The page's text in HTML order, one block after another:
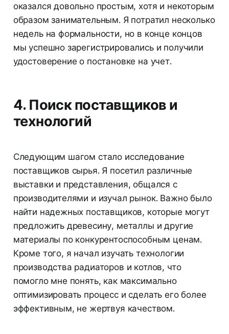
оказался довольно простым, хотя и некоторым
образом занимательным. Я потратил несколько
недель на формальности, но в конце концов
мы успешно зарегистрировались и получили
удостоверение о постановке на учет.
4. Поиск поставщиков и
технологий
Следующим шагом стало исследование
поставщиков сырья. Я посетил различные
выставки и представления, общался с
производителями и изучал рынок. Важно было
найти надежных поставщиков, которые могут
предложить древесину, металлы и другие
материалы по конкурентоспособным ценам.
Кроме того, я начал изучать технологии
производства радиаторов и котлов, что
помогло мне понять, как максимально
оптимизировать процесс и сделать его более
эффективным, не жертвуя качеством.